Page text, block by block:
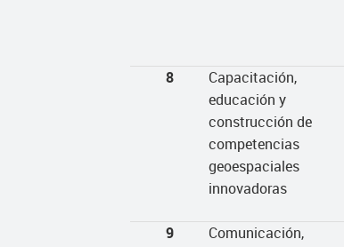
8
Capacitación,
educación y
construcción de
competencias
geoespaciales
innovadoras
9
Comunicación,